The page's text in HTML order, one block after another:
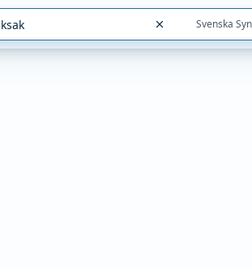
Svenska